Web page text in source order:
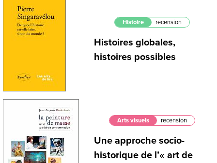
Histoire recension
Histoires globales,
histoires possibles
Arts visuels recension
Une approche socio-
historique de l’« art de